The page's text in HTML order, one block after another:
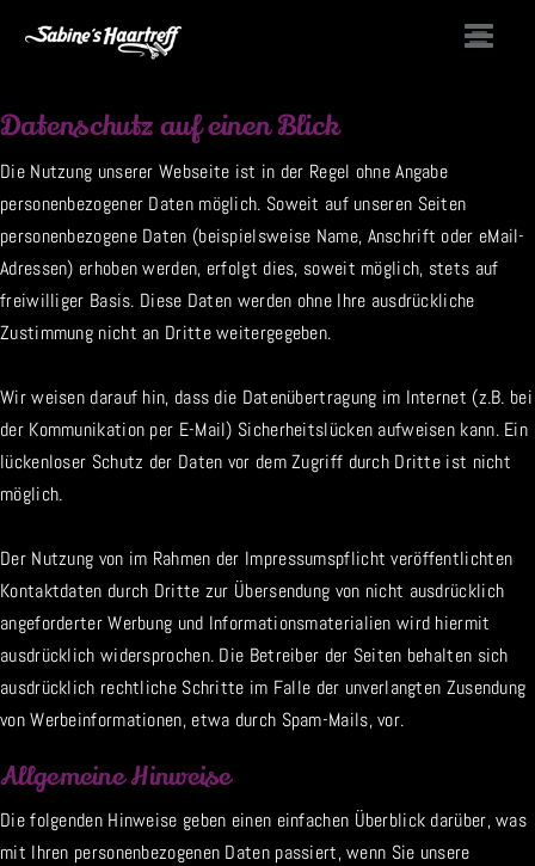
Datenschutz auf einen Blick
Die Nutzung unserer Webseite ist in der Regel ohne Angabe
personenbezogener Daten möglich. Soweit auf unseren Seiten
personenbezogene Daten (beispielsweise Name, Anschrift oder eMail-
Adressen) erhoben werden, erfolgt dies, soweit möglich, stets auf
freiwilliger Basis. Diese Daten werden ohne Ihre ausdrückliche
Zustimmung nicht an Dritte weitergegeben.
Wir weisen darauf hin, dass die Datenübertragung im Internet (z.B. bei
der Kommunikation per E-Mail) Sicherheitslücken aufweisen kann. Ein
lückenloser Schutz der Daten vor dem Zugriff durch Dritte ist nicht
möglich.
Der Nutzung von im Rahmen der Impressumspflicht veröffentlichten
Kontaktdaten durch Dritte zur Übersendung von nicht ausdrücklich
angeforderter Werbung und Informationsmaterialien wird hiermit
ausdrücklich widersprochen. Die Betreiber der Seiten behalten sich
ausdrücklich rechtliche Schritte im Falle der unverlangten Zusendung
von Werbeinformationen, etwa durch Spam-Mails, vor.
Allgemeine Hinweise
Die folgenden Hinweise geben einen einfachen Überblick darüber, was
mit Ihren personenbezogenen Daten passiert, wenn Sie unsere